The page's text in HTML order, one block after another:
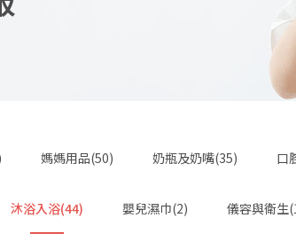
媽媽用品(50) 奶瓶及奶嘴(35) 口
沐浴入浴(44) 嬰兒濕巾(2) 儀容與衛生